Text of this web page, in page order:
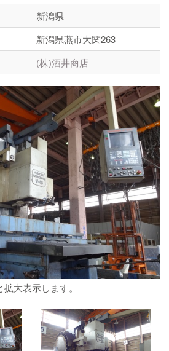
新潟県
新潟県燕市大関263
(株)酒井商店
大表示します。